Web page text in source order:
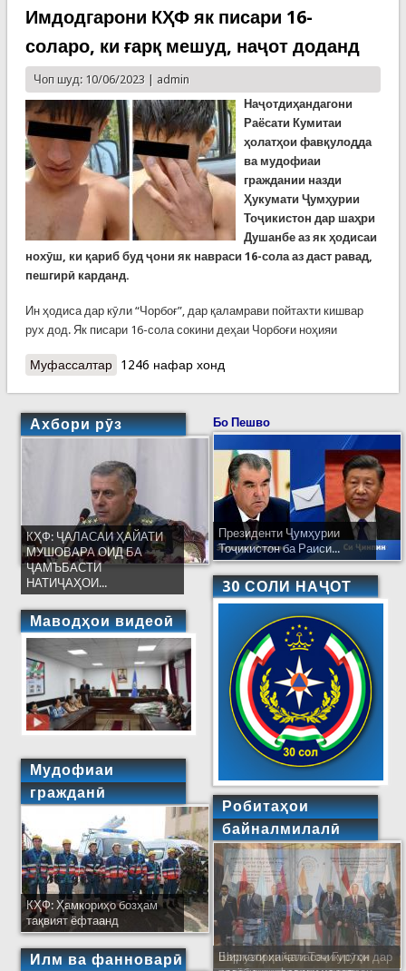
обҳо
Имдодгарони КҲФ як писари 16-
соларо, ки ғарқ мешуд, наҷот доданд
Чоп шуд: 10/06/2023 | admin
Наҷотдиҳандагони
Раёсати Кумитаи
ҳолатҳои фавқулодда
ва мудофиаи
граждании назди
Ҳукумати Ҷумҳурии
Тоҷикистон дар шаҳри
Душанбе аз як ҳодисаи
нохӯш, ки қариб буд ҷони як навраси 16-сола аз даст равад,
пешгирӣ карданд.
Ин ҳодиса дар кӯли “Чорбоғ”, дар қаламрави пойтахти кишвар
рух дод. Як писари 16-сола сокини деҳаи Чорбоғи ноҳияи
Муфассалтаро Имдодгарони КҲФ як писари 16-соларо, ки
1246 нафар хонд
Ахбори рӯз
КҲФ: ҶАЛАСАИ ҲАЙАТИ
МУШОВАРА ОИД БА
ҶАМЪБАСТИ
НАТИҶАҲОИ...
Маводҳои видеоӣ
Мудофиаи
гражданӣ
КҲФ: Ҳамкориҳо бозҳам
тақвият ёфтаанд
Илм ва фанноварӣ
Бо Пешво
Президенти Ҷумҳурии
Тоҷикистон ба Раиси...
30 СОЛИ НАҶОТ
Робитаҳои
байналмилалӣ
Баргузории ҷаласаи Гурӯҳи
Ширкати ҳайати Тоҷикистон дар